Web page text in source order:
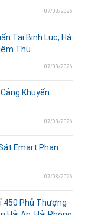
07/08/2026
Tại Binh Lục, Hà
Thu
07/08/2026
Khuyến
07/08/2026
Emart Phan
07/08/2026
450 Phủ Thượng